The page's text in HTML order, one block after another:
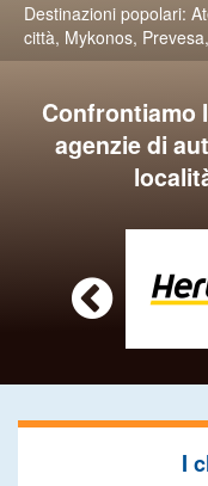
Destinazioni popolari:
città, Mykonos, Prevesa,
Confrontiamo
agenzie di

I